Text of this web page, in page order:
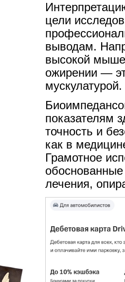
цели
выводам.
высокой
ожирении —
мускулатурой.
показателям
точность и
как в
Грамотное
лечения,